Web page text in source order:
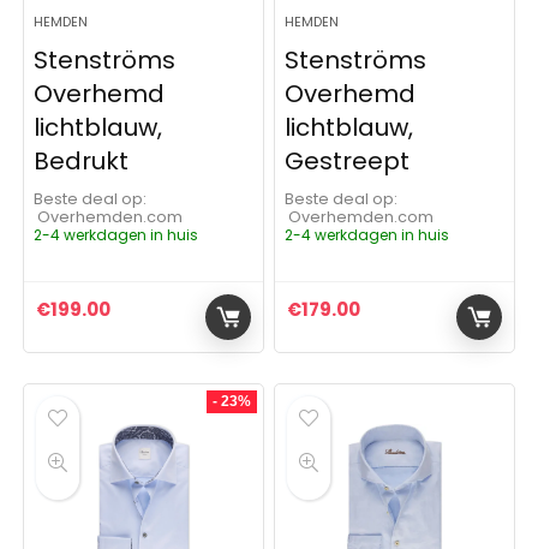
HEMDEN
Stenströms
Overhemd
lichtblauw,
Bedrukt
Beste deal op:
Overhemden.com
2-4 werkdagen in huis
€199.00
HEMDEN
Stenströms
Overhemd
lichtblauw,
Gestreept
Beste deal op:
Overhemden.com
2-4 werkdagen in huis
€179.00
- 23%